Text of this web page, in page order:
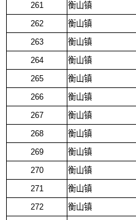
261
衡山镇
262
衡山镇
263
衡山镇
264
衡山镇
265
衡山镇
266
衡山镇
267
衡山镇
268
衡山镇
269
衡山镇
270
衡山镇
271
衡山镇
272
衡山镇